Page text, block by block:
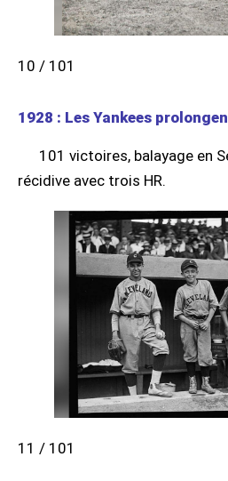
10 / 101
1928 : Les Yankees
101 victoires, balayage en
récidive avec trois HR.
11 / 101